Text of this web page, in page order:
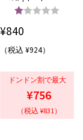
¥840
（税込 ¥924）
ドンドン割で最大
¥756
（税込 ¥831）